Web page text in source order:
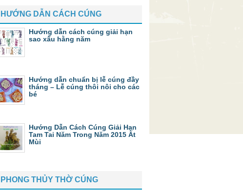
HƯỚNG DẪN CÁCH CÚNG
Hướng dẫn cách cúng giải hạn
sao xấu hằng năm
Hướng dẫn chuẩn bị lễ cúng đầy
tháng – Lễ cúng thôi nôi cho các
bé
Hướng Dẫn Cách Cúng Giải Hạn
Tam Tai Năm Trong Năm 2015 Ất
Mùi
PHONG THỦY THỜ CÚNG